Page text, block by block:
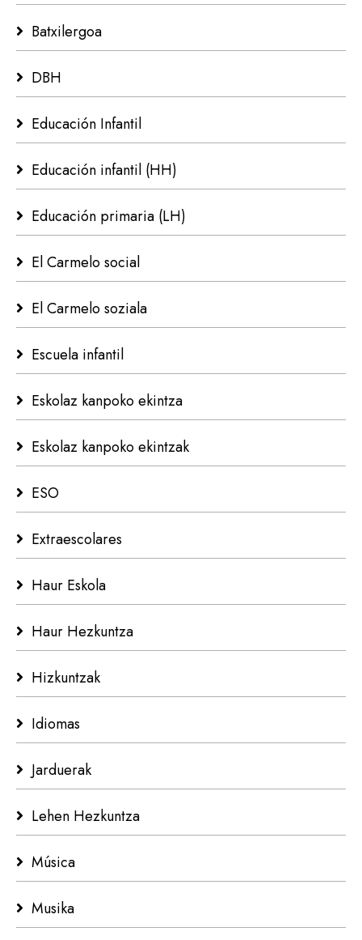
Batxilergoa
DBH
Educación Infantil
Educación infantil (HH)
Educación primaria (LH)
El Carmelo social
El Carmelo soziala
Escuela infantil
Eskolaz kanpoko ekintza
Eskolaz kanpoko ekintzak
ESO
Extraescolares
Haur Eskola
Haur Hezkuntza
Hizkuntzak
Idiomas
Jarduerak
Lehen Hezkuntza
Música
Musika